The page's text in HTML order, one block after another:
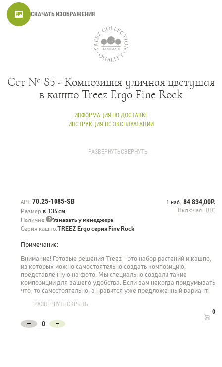
СКАЧАТЬ ИЗОБРАЖЕНИЯ
Сет № 85 - Композиция уличная цветущая
в кашпо Treez Ergo Fine Rock
ИНФОРМАЦИЯ ПО ДОСТАВКЕ
ИНСТРУКЦИЯ ПО ЭКСПЛУАТАЦИИ
10.0224076/2N - Эвкалипт куст - 2 шт
10.0224076/3N - Эвкалипт куст - 1 шт
20.0224072WH-L - Альпийское разнотравье - 1 шт
41.111-24-0070-SB-68 - Кашпо Treez Ergo Fine Rock - 1 шт
20.0224080 - Цветущее разнотравье - 1 шт
41.111-24-0070-SB-54 - Кашпо Treez Ergo Fine Rock- 1 шт
РАЗВЕРНУТЬСВЕРНУТЬ
АРТ. 70.25-1085-SB
Размер в-135 см
1 наб. 84 834,00Р.
Включая НДС
0
Наличие: ? Узнавать у менеджера
Серия кашпо:TREEZ Ergo серия Fine Rock
Примечание:
Внимание! Готовые решения Treez - это набор растений и кашпо,
из которых можно самостоятельно создать композицию,
представленную на фото. Мы специально создали такие
композиции для вашего удобства. Если вам некогда придумывать
что-то самостоятельно, а нравится уже предложенный вариант,
воплощения в жизнь выбранной композиции.
РАЗВЕРНУТЬСКРЫТЬ